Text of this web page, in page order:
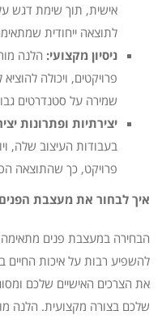
אישית, תוך שימת דגש
לתוצאה ייחודית
ניסיון מקצועי: הלנה
פרויקטים, ויכולה
שמירה על סטנדרטים
יצירתיות ופתרונות
בעבודות העיצוב שלה,
פרויקט, כך שהתוצאה
איך לבחור את מעצבת
הבחירה במעצבת פנים
להשפיע רבות על איכות
את הצרכים האישיים שלכם
שלכם בצורה מקצועית. הלנה